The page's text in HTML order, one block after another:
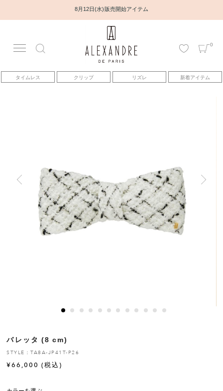
8月12日(水) 販売開始アイテム
0
タイムレス クリップ リズレ 新着アイテム
アカウント
アイテム
トピックス
ヘアアレンジ動画
ヒストリー
お修理について
バレッタ (8 cm)
STYLE：TA8A-JP41T-P26
¥66,000 (税込)